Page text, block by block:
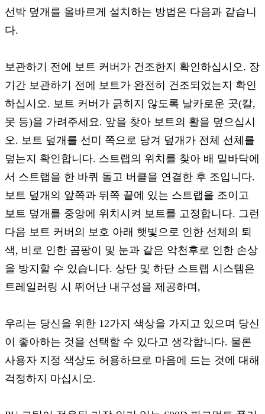
선박 덮개를 올바르게 설치하는 방법은 다음과 같습니
다.
보관하기 전에 보트 커버가 건조한지 확인하십시오. 장
기간 보관하기 전에 보트가 완전히 건조되었는지 확인
하십시오. 보트 커버가 긁히지 않도록 날카로운 곳(칼,
못 등)을 가려주세요. 앞을 찾아 보트의 활을 덮으십시
오. 보트 덮개를 선미 쪽으로 당겨 덮개가 전체 선체를
덮는지 확인합니다. 스트랩의 위치를 ​​찾아 배 밑바닥에
서 스트랩을 한 바퀴 돌고 버클을 연결한 후 조입니다.
보트 덮개의 앞쪽과 뒤쪽 끝에 있는 스트랩을 조이고
보트 덮개를 중앙에 위치시켜 보트를 고정합니다. 그런
다음 보트 커버의 보호 아래 햇빛으로 인한 선체의 퇴
색, 비로 인한 곰팡이 및 눈과 같은 악천후로 인한 손상
을 방지할 수 있습니다. 상단 및 하단 스트랩 시스템은
트레일러링 시 뛰어난 내구성을 제공하며,
우리는 당신을 위한 12가지 색상을 가지고 있으며 당신
이 좋아하는 것을 선택할 수 있다고 생각합니다. 물론
사용자 지정 색상도 허용하므로 마음에 드는 것에 대해
걱정하지 마십시오.